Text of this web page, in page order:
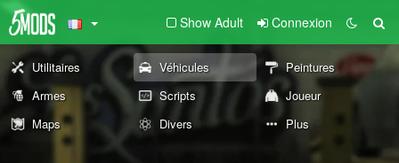
Show Adult Connexion
Utilitaires Véhicules
Peintures
Armes
Scripts
Joueur
Maps
Divers Plus